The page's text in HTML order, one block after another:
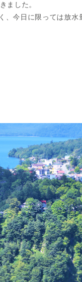
ました。
今日に限っては放